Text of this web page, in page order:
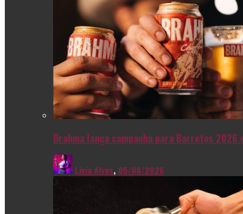
Brahma lança campanha para Barretos
Livia Alves, 05/08/2026